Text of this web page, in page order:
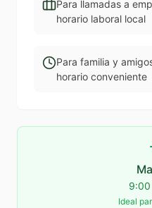
Para llamadas a
horario laboral local
Para familia y
horario conveniente
Ideal